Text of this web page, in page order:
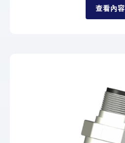
查看內容